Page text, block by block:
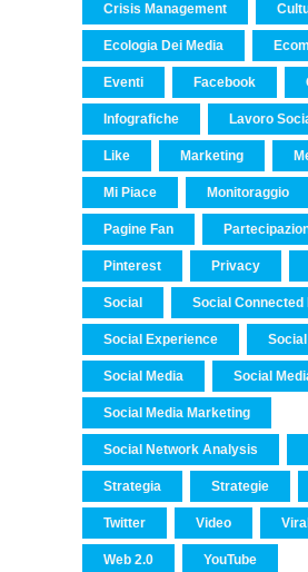
Crisis Management
Ecologia Dei Media
Eventi Facebook
Infografiche Lavoro
Like Marketing
Mi Piace Monitoraggio
Pagine Fan
Pinterest Privacy
Social Social Connected
Social Experience
Social Media Social
Social Media Marketing
Social Network Analysis
Strategia Strategie
Twitter Video
Web 2.0 YouTube